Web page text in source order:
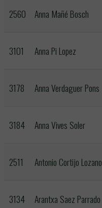
2560 Anna Mañé Bosch
3101 Anna Pi Lopez
3178 Anna Verdaguer Pons
3184 Anna Vives Soler
2511 Antonio Cortijo Lozano
3134 Arantxa Saez Parrado